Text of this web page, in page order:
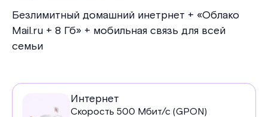
Безлимитный домашний инетрнет + «Облако
Mail.ru + 8 Гб» + мобильная связь для всей
семьи
УслугиИнтернет
Скорость 500 Мбит/с (GPON)